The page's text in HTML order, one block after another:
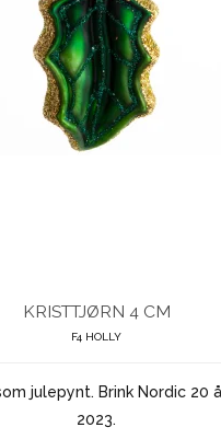
KRISTTJØRN 4 CM
F4 HOLLY
julepynt. Brink Nordic 20
2023.